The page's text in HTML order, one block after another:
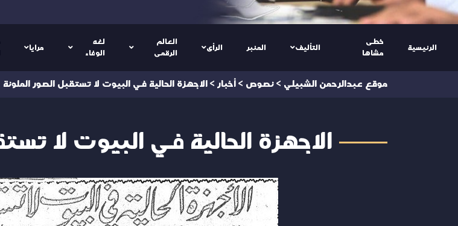
الرئيسية
خطى
مشاها
التأليف المنبر الرأى
العالم
الرقمى
لغه
الوفاء
مرايا
موقع عبدالرحمن الشبيلي > نصوص > أخبار > الاجهزة الحالية في البيوت لا تستقبل الصور الملونة
الاجهزة الحالية في البيوت لا